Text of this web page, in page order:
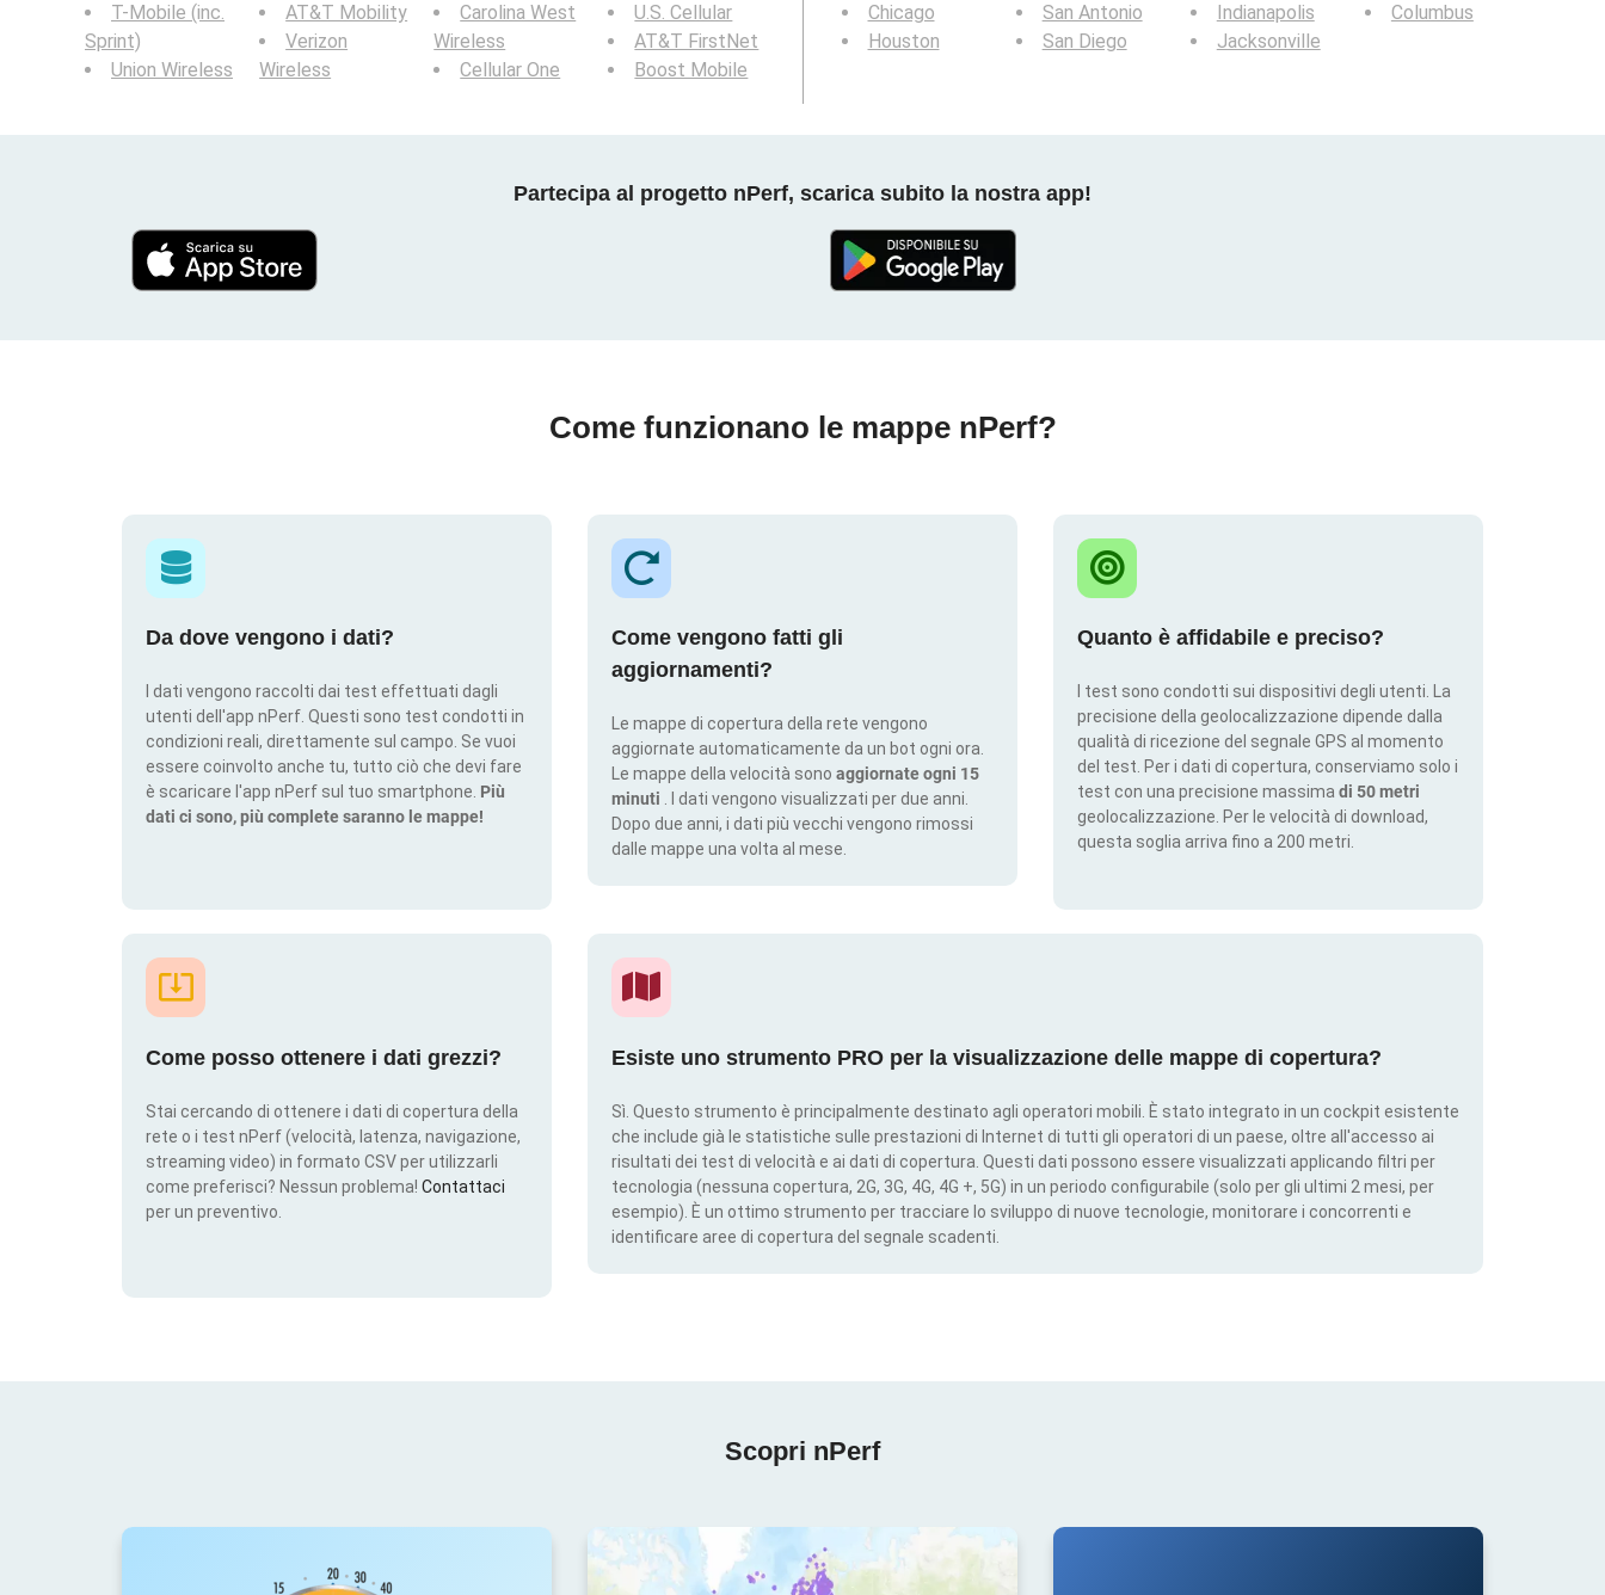
T-Mobile (inc.
Sprint)
Union Wireless
AT&T Mobility
Verizon
Wireless
Carolina West
Wireless
Cellular One
U.S. Cellular
AT&T FirstNet
Boost Mobile
Chicago
Houston
San Antonio
San Diego
Indianapolis
Jacksonville
Columbus
Partecipa al progetto nPerf, scarica subito la nostra app!
Come funzionano le mappe nPerf?
Da dove vengono i dati?
I dati vengono raccolti dai test effettuati dagli
utenti dell'app nPerf. Questi sono test condotti in
condizioni reali, direttamente sul campo. Se vuoi
essere coinvolto anche tu, tutto ciò che devi fare
è scaricare l'app nPerf sul tuo smartphone. Più
dati ci sono, più complete saranno le mappe!
Come vengono fatti gli
aggiornamenti?
Le mappe di copertura della rete vengono
aggiornate automaticamente da un bot ogni ora.
Le mappe della velocità sono aggiornate ogni 15
minuti
. I dati vengono visualizzati per due anni.
Dopo due anni, i dati più vecchi vengono rimossi
dalle mappe una volta al mese.
Quanto è affidabile e preciso?
I test sono condotti sui dispositivi degli utenti. La
precisione della geolocalizzazione dipende dalla
qualità di ricezione del segnale GPS al momento
del test. Per i dati di copertura, conserviamo solo i
test con una precisione massima di 50 metri
geolocalizzazione. Per le velocità di download,
questa soglia arriva fino a 200 metri.
Come posso ottenere i dati grezzi?
Stai cercando di ottenere i dati di copertura della
rete o i test nPerf (velocità, latenza, navigazione,
streaming video) in formato CSV per utilizzarli
come preferisci? Nessun problema! Contattaci
per un preventivo.
Esiste uno strumento PRO per la visualizzazione delle mappe di copertura?
Sì. Questo strumento è principalmente destinato agli operatori mobili. È stato integrato in un cockpit esistente
che include già le statistiche sulle prestazioni di Internet di tutti gli operatori di un paese, oltre all'accesso ai
risultati dei test di velocità e ai dati di copertura. Questi dati possono essere visualizzati applicando filtri per
tecnologia (nessuna copertura, 2G, 3G, 4G, 4G +, 5G) in un periodo configurabile (solo per gli ultimi 2 mesi, per
esempio). È un ottimo strumento per tracciare lo sviluppo di nuove tecnologie, monitorare i concorrenti e
identificare aree di copertura del segnale scadenti.
Scopri nPerf